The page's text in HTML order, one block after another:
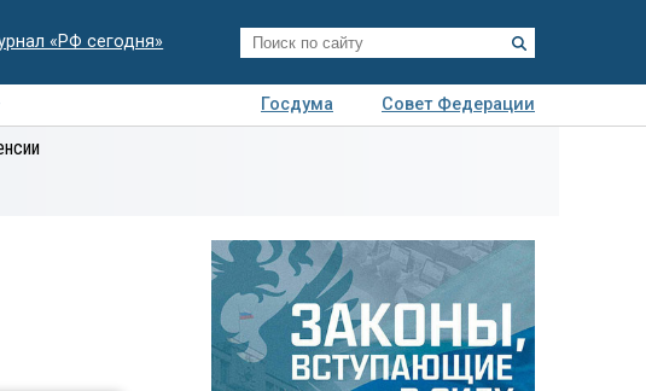
«РФ сегодня»
Госдума
Совет Федерации
Деловая